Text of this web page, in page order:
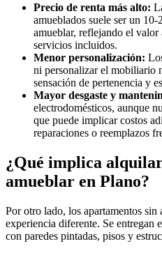
Precio de renta más alto:
amueblados suele ser un
amueblar, reflejando el
servicios incluidos.
Menor personalización:
ni personalizar el mobiliario
sensación de pertenencia y
Mayor desgaste y
electrodomésticos, aunque
que puede implicar costos
reparaciones o reemplazos
¿Qué implica
amueblar en Plano?
Por otro lado, los apartamentos sin
experiencia diferente. Se entregan
con paredes pintadas, pisos y